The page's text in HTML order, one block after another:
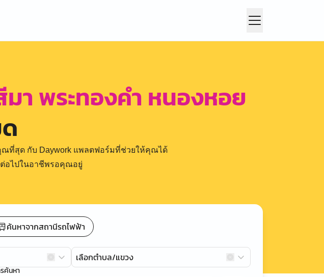
า พระทองคำ หนองหอย
ที่สุด กับ Daywork แพลตฟอร์มที่ช่วยให้คุณได้
ต่อไปในอาชีพรอคุณอยู่
ค้นหาจากสถานีรถไฟฟ้า
เลือกตำบล/แขวง
ค้นหา